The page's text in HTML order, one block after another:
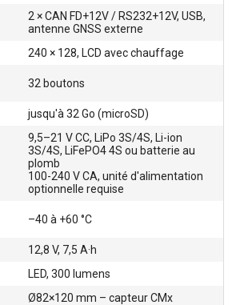
2 × CAN FD+12V / RS232+12V, USB,
antenne GNSS externe
240 × 128, LCD avec chauffage
32 boutons
jusqu'à 32 Go (microSD)
9,5–21 V CC, LiPo 3S/4S, Li-ion
3S/4S, LiFePO4 4S ou batterie au
plomb
100-240 V CA, unité d'alimentation
optionnelle requise
–40 à +60 °C
12,8 V, 7,5 A·h
LED, 300 lumens
Ø82×120 mm – capteur CMx